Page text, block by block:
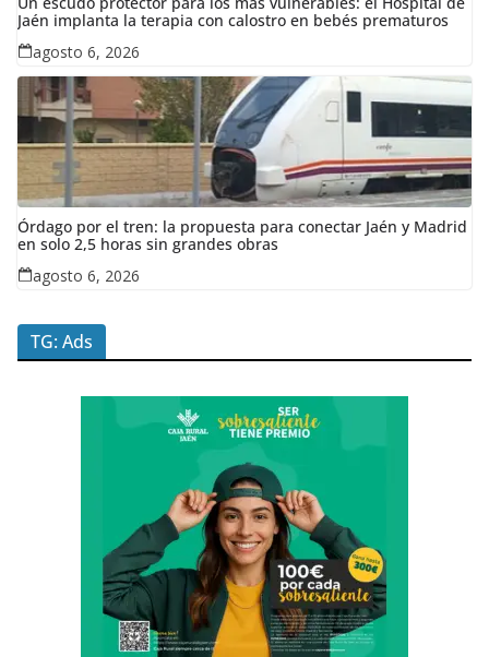
Jaén implanta la terapia con calostro en bebés prematuros
agosto 6, 2026
Órdago por el tren: la propuesta para conectar Jaén y Madrid
en solo 2,5 horas sin grandes obras
agosto 6, 2026
TG: Ads